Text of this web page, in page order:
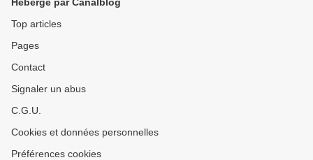
Top articles
Pages
Contact
Signaler un abus
C.G.U.
Cookies et données personnelles
Préférences cookies